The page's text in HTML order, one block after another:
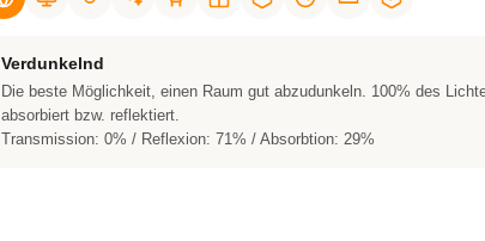
Verdunkelnd
Die beste Möglichkeit, einen Raum gut abzudunkeln. 100% des
absorbiert bzw. reflektiert.
Transmission: 0% / Reflexion: 71% / Absorbtion: 29%